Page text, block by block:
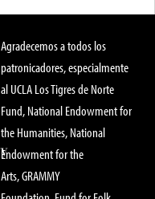
Agradecemos a todos los
patronicadores, especialmente
al UCLA Los Tigres de Norte
Fund, National Endowment for
the Humanities, National
Endowment for the
Arts, GRAMMY